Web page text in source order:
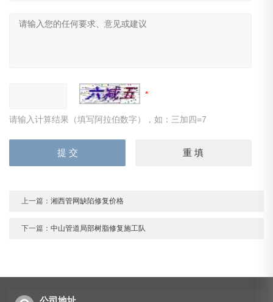
请输入计算结果（填写阿拉伯数字），如：三加四=7
上一篇：湘西管网缺陷修复价格
下一篇：中山管道局部树脂修复施工队